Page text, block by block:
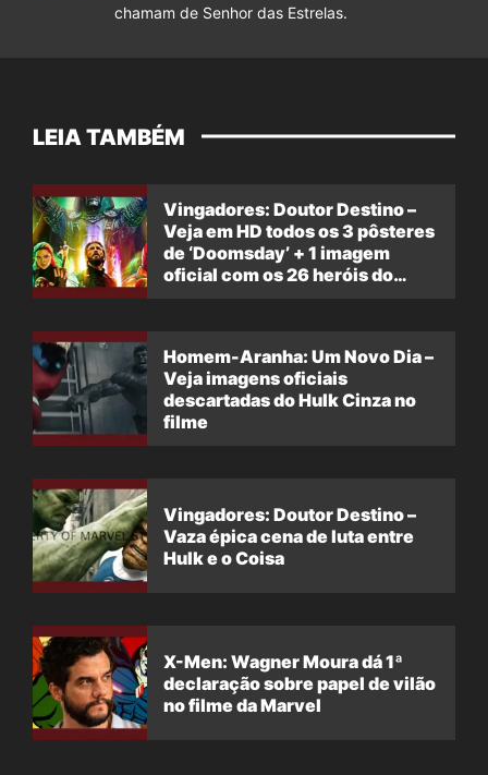
chamam de Senhor das Estrelas.
LEIA TAMBÉM
Vingadores: Doutor Destino –
Veja em HD todos os 3 pôsteres
de ‘Doomsday’ + 1 imagem
oficial com os 26 heróis do
Homem-Aranha: Um Novo Dia –
Veja imagens oficiais
descartadas do Hulk Cinza no
filme
Vingadores: Doutor Destino –
Vaza épica cena de luta entre
Hulk e o Coisa
X-Men: Wagner Moura dá 1ª
declaração sobre papel de vilão
no filme da Marvel